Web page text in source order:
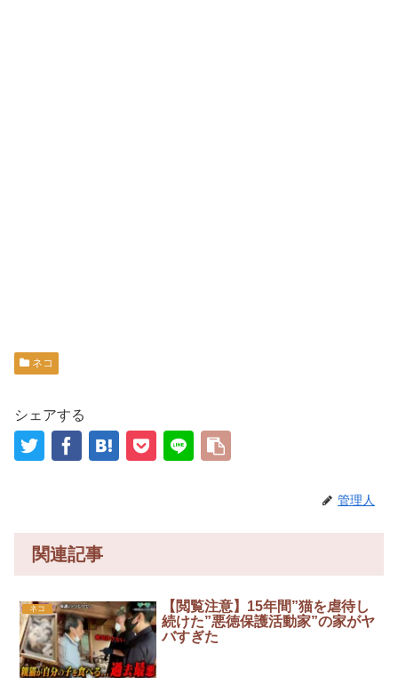
ネコ
シェアする
管理人
関連記事
ネコ
【閲覧注意】15年間”猫を虐待し
続けた”悪徳保護活動家”の家がヤ
バすぎた